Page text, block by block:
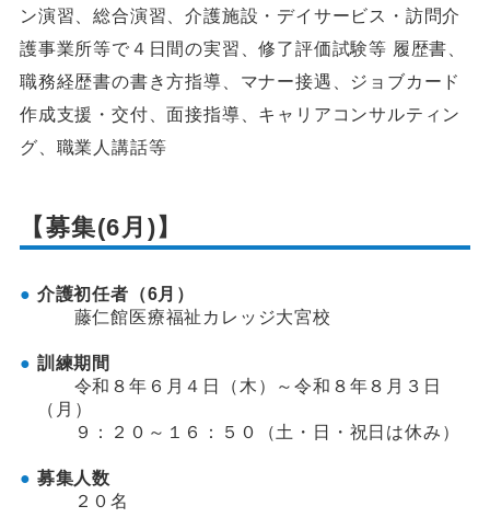
ン演習、総合演習、介護施設・デイサービス・訪問介
護事業所等で４日間の実習、修了評価試験等 履歴書、
職務経歴書の書き方指導、マナー接遇、ジョブカード
作成支援・交付、面接指導、キャリアコンサルティン
グ、職業人講話等
【募集(6月)】
介護初任者（6月）
藤仁館医療福祉カレッジ大宮校
訓練期間
令和８年６月４日（木）～令和８年８月３日
（月）
９：２０～１６：５０（土・日・祝日は休み）
募集人数
２０名